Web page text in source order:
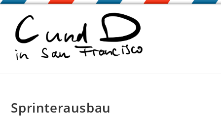
Zum
springen
Sprinterausbau